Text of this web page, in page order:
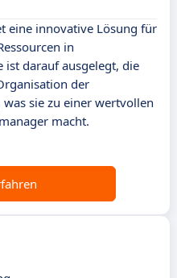
eine innovative Lösung für
in
ist darauf ausgelegt, die
der
sie zu einer wertvollen
macht.